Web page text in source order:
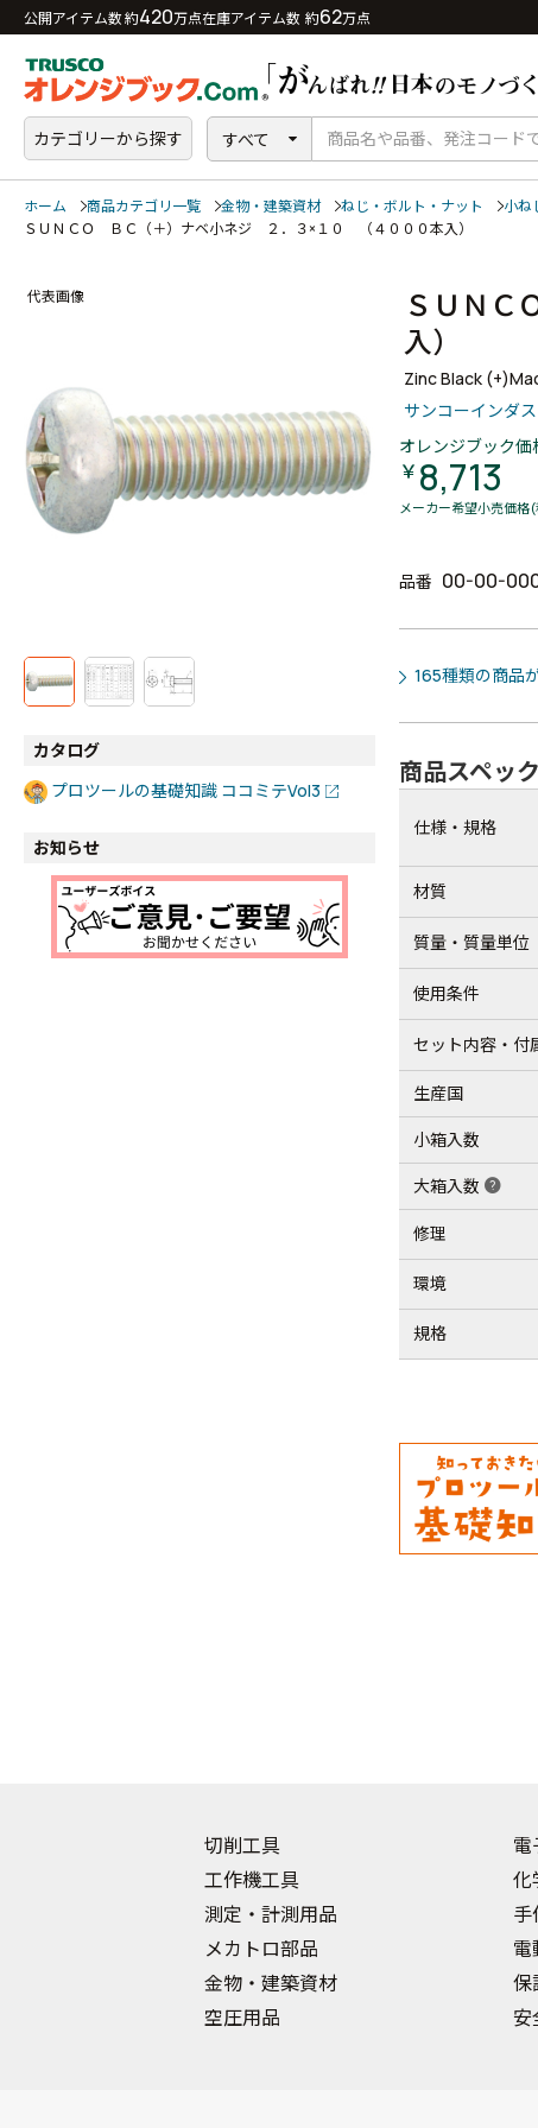
公開アイテム数 約420万点在庫アイテム数 約62万点
カテゴリーから探す すべて
ホーム 商品カテゴリ一覧 金物・建築資材 ねじ・ボルト・ナット 小ね
ＳＵＮＣＯ ＢＣ（＋）ナベ小ネジ ２．３×１０ （４０００本入）
代表画像
カタログ
プロツールの基礎知識 ココミテVol3
お知らせ
ＳＵＮ
入）
Zinc Black
サンコーインダス
オレンジブック価
￥ 8,713
メーカー希望小売価格
品番 00-00-
165種類の商品
商品スペック
仕様・規格
材質
質量・質量単位
使用条件
セット内容・付
生産国
小箱入数
大箱入数 help
修理
環境
規格
切削工具
工作機工具
測定・計測用品
メカトロ部品
金物・建築資材
空圧用品
電
化
手
電
保
安